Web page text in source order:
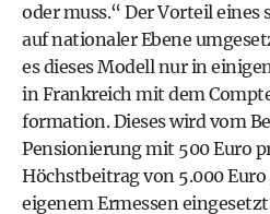
oder muss.“ Der Vorteil eines
auf nationaler Ebene
es dieses Modell nur in
in Frankreich mit dem
formation. Dieses wird vom
Pensionierung mit 500 Euro
Höchstbeitrag von 5.000
eigenem Ermessen